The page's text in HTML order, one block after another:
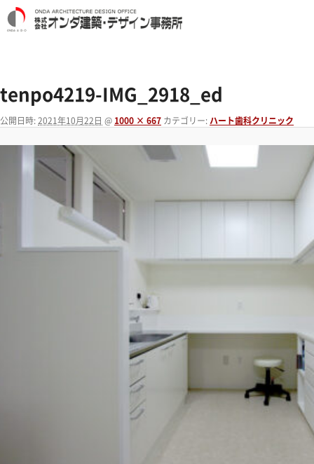
tenpo4219-IMG_2918_ed
公開日時: 2021年10月22日 @ 1000 × 667 カテゴリー: ハート歯科クリニック